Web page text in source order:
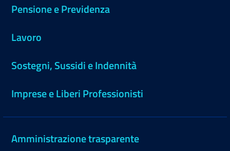
Pensione e Previdenza
Lavoro
Sostegni, Sussidi e Indennità
Imprese e Liberi Professionisti
Amministrazione trasparente